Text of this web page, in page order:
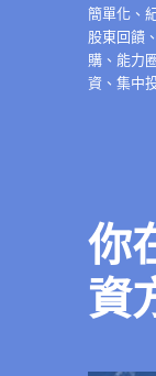
簡單化 、
股東回饋 、
購 、 能力
資 、集中
你
資